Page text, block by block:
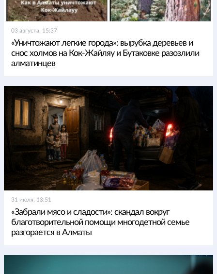
03 августа, 15:37
«Уничтожают легкие города»: вырубка деревьев и
снос холмов на Кок-Жайляу и Бутаковке разозлили
алматинцев
31 июля, 13:51
«Забрали мясо и сладости»: скандал вокруг
благотворительной помощи многодетной семье
разгорается в Алматы